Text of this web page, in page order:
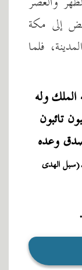
إلى مكة
فلما
الملك وله
تائبون
وعده
(سبل الهدى